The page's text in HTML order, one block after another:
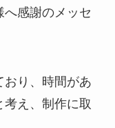
へ感謝のメッセ
おり、時間があ
考え、制作に取